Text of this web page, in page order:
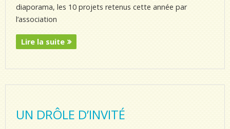
diaporama, les 10 projets retenus cette année par
l’association
Lire la suite
UN DRÔLE D’INVITÉ